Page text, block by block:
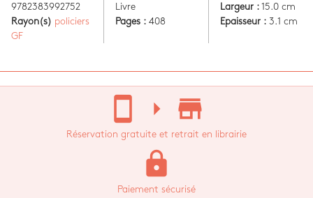
9782383992752
Rayon(s) policiers
GF
Livre
Pages : 408
Largeur :15.0 cm
Epaisseur :3.1 cm
stay_current_portrait arrow_right store_mall_directory
Réservation gratuite et retrait en librairie
lock
Paiement sécurisé